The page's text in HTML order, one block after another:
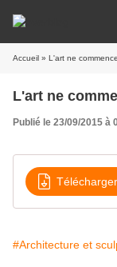
Accueil » L'art ne
L'art ne
Publié le 23/09/2015 à
Télécharger
#Architecture et